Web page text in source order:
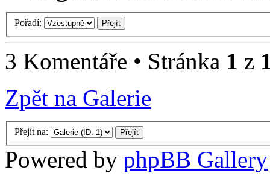
Pořadí:
3 Komentáře • Stránka 1 z
Zpět na Galerie
Přejít na:
Powered by phpBB Gallery